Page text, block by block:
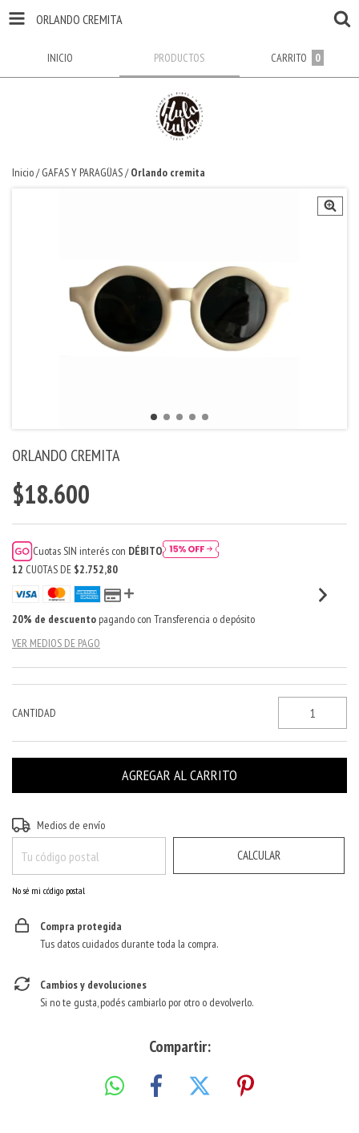
ORLANDO CREMITA
INICIO PRODUCTOS CARRITO 0
Inicio/ GAFAS Y PARAGÜAS/ Orlando cremita
ORLANDO CREMITA
$18.600
Cuotas SIN interés con DÉBITO
12 CUOTAS DE $2.752,80
20% de descuento pagando con Transferencia o depósito
VER MEDIOS DE PAGO
CANTIDAD
Entregas para el CP:
Medios de envío
CALCULAR
No sé mi código postal
Compra protegida
Tus datos cuidados durante toda la compra.
Cambios y devoluciones
Si no te gusta, podés cambiarlo por otro o devolverlo.
Compartir: